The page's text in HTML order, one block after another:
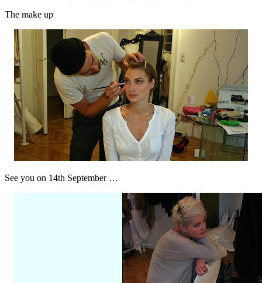
The make up
See you on 14th September …